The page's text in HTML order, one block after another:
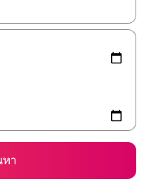
อปัด เพื่อสำรวจผลการค้นหา
า